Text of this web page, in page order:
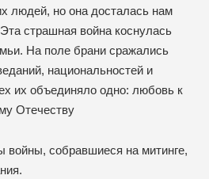
людей, но она досталась нам
страшная война коснулась
На поле брани сражались
национальностей и
их объединяло одно: любовь к
Отечеству
войны, собравшиеся на митинге,